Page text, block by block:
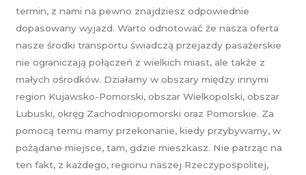
termin, z nami na pewno znajdziesz odpowiednie
dopasowany wyjazd. Warto odnotować że nasza oferta
nasze środki transportu świadczą przejazdy pasażerskie
nie ograniczają połączeń z wielkich miast, ale także z
małych ośrodków. Działamy w obszary między innymi
region Kujawsko-Pomorski, obszar Wielkopolski, obszar
Lubuski, okręg Zachodniopomorski oraz Pomorskie. Za
pomocą temu mamy przekonanie, kiedy przybywamy, w
pożądane miejsce, tam, gdzie mieszkasz. Nie patrząc na
ten fakt, z każdego, regionu naszej Rzeczypospolitej,